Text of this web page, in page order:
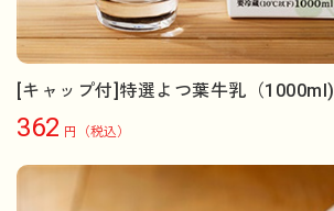
[キャップ付]特選よつ葉牛乳（1000ml)
362 円（税込）